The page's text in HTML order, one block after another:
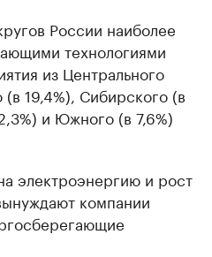
России наиболее
технологиями
из Центрального
19,4%), Сибирского (в
и Южного (в 7,6%)
электроэнергию и рост
компании